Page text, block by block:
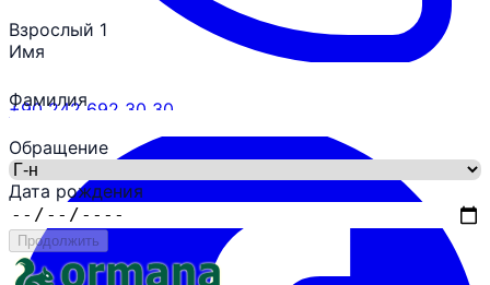
+90 242 692 30 30
Взрослый 1
Имя
Фамилия
Обращение
Дата рождения
Продолжить